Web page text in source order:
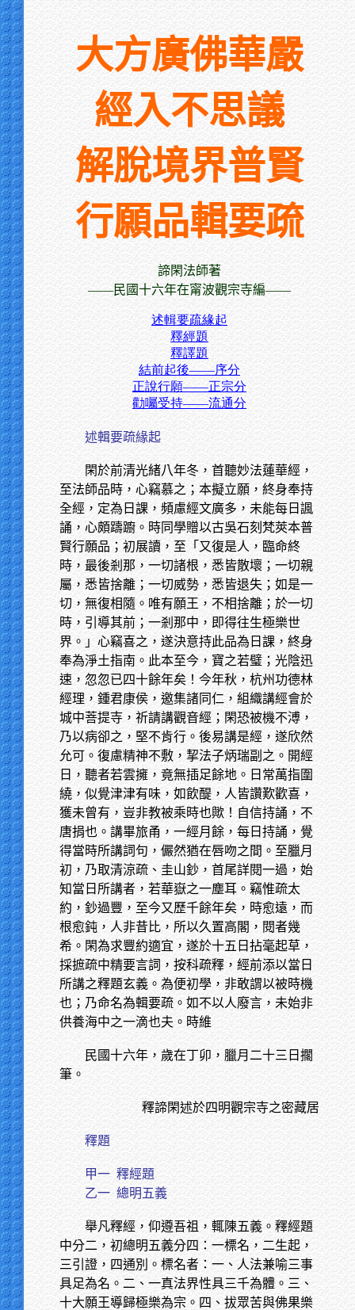
大方廣佛華嚴
經入不思議
解脫境界普賢
行願品輯要疏
諦閑法師著
——民國十六年在甯波觀宗寺編——
述輯要疏緣起
釋經題
釋譯題
結前起後——序分
正說行願——正宗分
勸囑受持——流通分
述輯要疏緣起
閑於前清光緒八年冬，首聽妙法蓮華經，
至法師品時，心竊慕之；本擬立願，終身奉持
全經，定為日課，頻慮經文廣多，未能每日諷
誦，心頗躊躕。時同學贈以古吳石刻梵莢本普
賢行願品；初展讀，至「又復是人，臨命終
時，最後剎那，一切諸根，悉皆散壞；一切親
屬，悉皆捨離；一切威勢，悉皆退失；如是一
切，無復相隨。唯有願王，不相捨離；於一切
時，引導其前；一剎那中，即得往生極樂世
界。」心竊喜之，遂決意持此品為日課，終身
奉為淨土指南。此本至今，寶之若璧；光陰迅
速，忽忽已四十餘年矣！今年秋，杭州功德林
經理，鍾君康侯，邀集諸同仁，組織講經會於
城中菩提寺，祈請講觀音經；閑恐被機不溥，
乃以病卻之，堅不肯行。後易講是經，遂欣然
允可。復慮精神不敷，挈法子炳瑞副之。開經
日，聽者若雲擁，竟無插足餘地。日常萬指圍
繞，似覺津津有味，如飲醍，人皆讚歎歡喜，
獲未曾有，豈非教被乘時也歟！自信持誦，不
唐捐也。講畢旅甬，一經月餘，每日持誦，覺
得當時所講詞句，儼然猶在唇吻之間。至臘月
初，乃取清涼疏、圭山鈔，首尾詳閱一過，始
知當日所講者，若華嶽之一塵耳。竊惟疏太
約，鈔過豐，至今又歷千餘年矣，時愈遠，而
根愈鈍，人非昔比，所以久置高閣，閱者幾
希。閑為求豐約適宜，遂於十五日拈毫起草，
採摭疏中精要言詞，按科疏釋，經前添以當日
所講之釋題玄義。為便初學，非敢謂以被時機
也；乃命名為輯要疏。如不以人廢言，未始非
供養海中之一滴也夫。時維
民國十六年，歲在丁卯，臘月二十三日擱
筆。
釋諦閑述於四明觀宗寺之密藏居
釋題
甲一 釋經題
乙一 總明五義
舉凡釋經，仰遵吾祖，輒陳五義。釋經題
中分二，初總明五義分四：一標名，二生起，
三引證，四通別。標名者：一、人法兼喻三事
具足為名。二、一真法界性具三千為體。三、
十大願王導歸極樂為宗。四、拔眾苦與佛果樂